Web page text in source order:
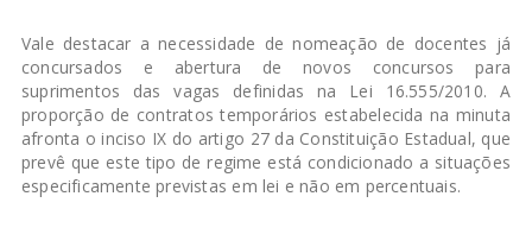
Vale destacar a necessidade de nomeação de docentes já
concursados e abertura de novos concursos para
suprimentos das vagas definidas na Lei 16.555/2010. A
proporção de contratos temporários estabelecida na minuta
afronta o inciso IX do artigo 27 da Constituição Estadual, que
prevê que este tipo de regime está condicionado a situações
especificamente previstas em lei e não em percentuais.